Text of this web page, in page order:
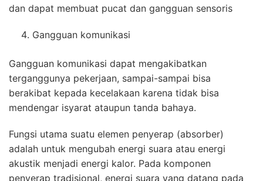
dan dapat membuat pucat dan gangguan sensoris
Gangguan komunikasi
Gangguan komunikasi dapat mengakibatkan
terganggunya pekerjaan, sampai-sampai bisa
berakibat kepada kecelakaan karena tidak bisa
mendengar isyarat ataupun tanda bahaya.
Fungsi utama suatu elemen penyerap (absorber)
adalah untuk mengubah energi suara atau energi
akustik menjadi energi kalor. Pada komponen
penyerap tradisional, energi suara yang datang pada